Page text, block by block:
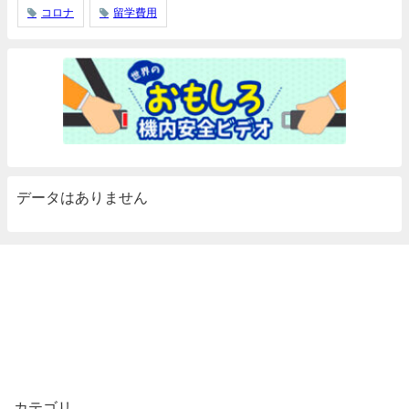
コロナ 留学費用
データはありません